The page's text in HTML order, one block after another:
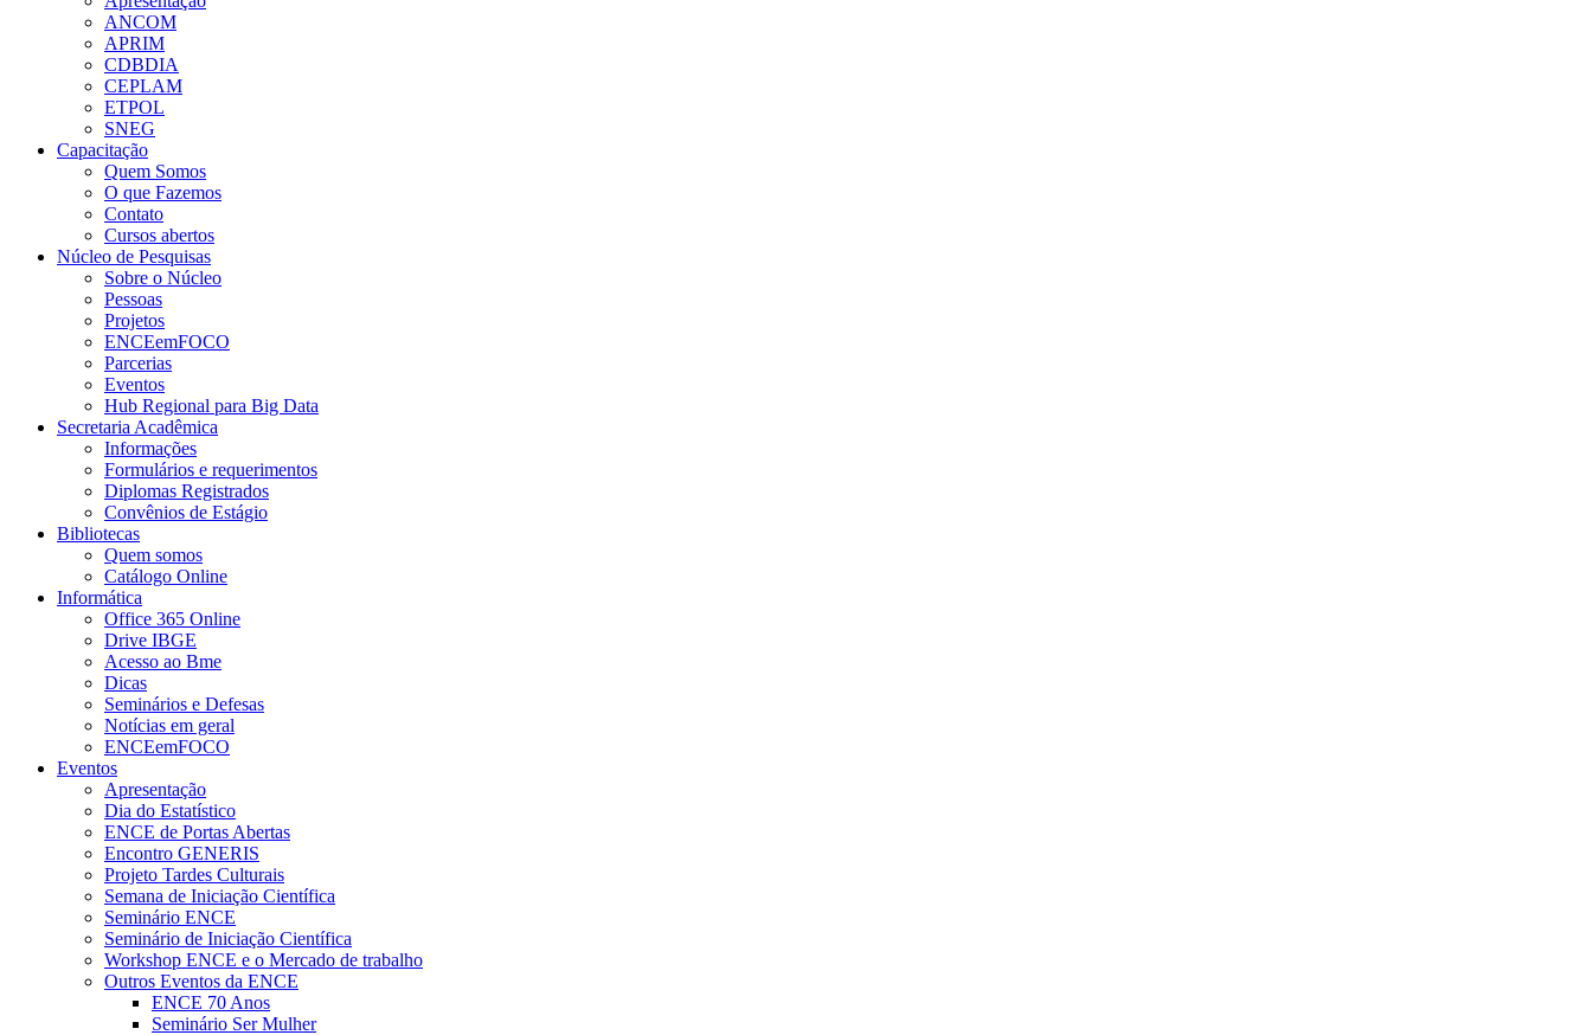
ANCOM
APRIM
CDBDIA
CEPLAM
ETPOL
SNEG
Capacitação
Quem Somos
O que Fazemos
Contato
Cursos abertos
Núcleo de Pesquisas
Sobre o Núcleo
Pessoas
Projetos
ENCEemFOCO
Parcerias
Eventos
Hub Regional para Big Data
Secretaria Acadêmica
Informações
Formulários e requerimentos
Diplomas Registrados
Convênios de Estágio
Bibliotecas
Quem somos
Catálogo Online
Informática
Office 365 Online
Drive IBGE
Acesso ao Bme
Dicas
Seminários e Defesas
Notícias em geral
ENCEemFOCO
Eventos
Apresentação
Dia do Estatístico
ENCE de Portas Abertas
Encontro GENERIS
Projeto Tardes Culturais
Semana de Iniciação Científica
Seminário ENCE
Seminário de Iniciação Científica
Workshop ENCE e o Mercado de trabalho
Outros Eventos da ENCE
ENCE 70 Anos
Seminário Ser Mulher